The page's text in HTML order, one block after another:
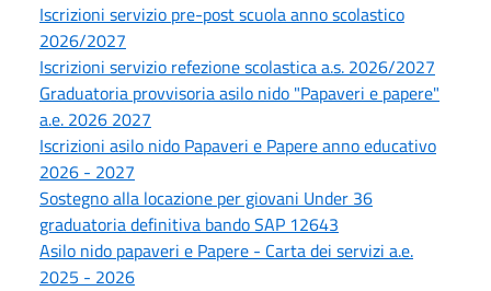
Iscrizioni servizio pre-post scuola anno scolastico
2026/2027
Iscrizioni servizio refezione scolastica a.s. 2026/2027
Graduatoria provvisoria asilo nido "Papaveri e papere"
a.e. 2026 2027
Iscrizioni asilo nido Papaveri e Papere anno educativo
2026 - 2027
Sostegno alla locazione per giovani Under 36
graduatoria definitiva bando SAP 12643
Asilo nido papaveri e Papere - Carta dei servizi a.e.
2025 - 2026